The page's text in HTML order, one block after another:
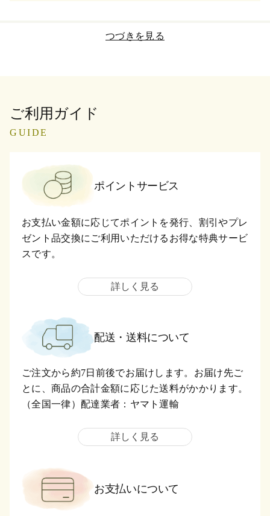
つづきを見る
ご利用ガイド
GUIDE
ポイントサービス
お支払い金額に応じてポイントを発行、割引やプレ
ゼント品交換にご利用いただけるお得な特典サービ
スです。
詳しく見る
配送・送料について
ご注文から約7日前後でお届けします。お届け先ご
とに、商品の合計金額に応じた送料がかかります。
（全国一律）配達業者：ヤマト運輸
詳しく見る
お支払いについて